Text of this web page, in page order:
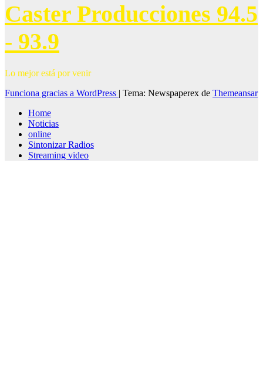
Caster Producciones 94.5
- 93.9
Lo mejor está por venir
Funciona gracias a WordPress | Tema: Newspaperex de Themeansar
Home
Noticias
online
Sintonizar Radios
Streaming video